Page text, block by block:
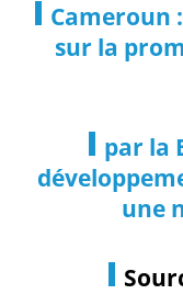
Cameroun
sur la
par la
une